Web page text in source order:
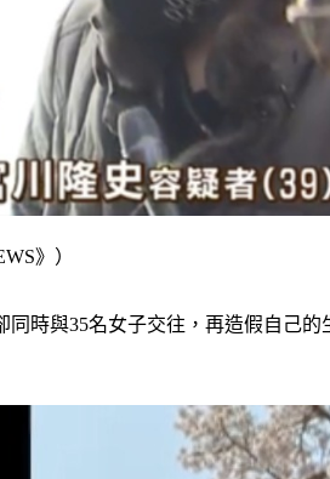
》）
時與35名女子交往，再造假自己